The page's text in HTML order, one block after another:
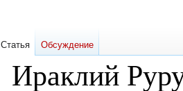
Ираклий
Статья Обсуждение